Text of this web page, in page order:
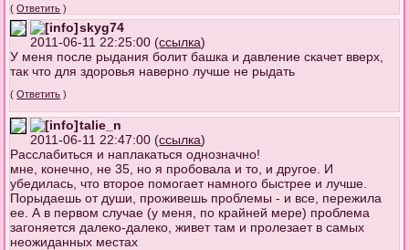
(Ответить )
skyg74
2011-06-11 22:25:00 (ссылка)
У меня после рыдания болит башка и давление скачет вверх,
так что для здоровья наверно лучше не рыдать
(Ответить )
talie_n
2011-06-11 22:47:00 (ссылка)
Расслабиться и наплакаться однозначно!
мне, конечно, не 35, но я пробовала и то, и другое. И
убедилась, что второе помогает намного быстрее и лучше.
Порыдаешь от души, проживешь проблемы - и все, пережила
ее. А в первом случае (у меня, по крайней мере) проблема
загоняется далеко-далеко, живет там и пролезает в самых
неожиданных местах